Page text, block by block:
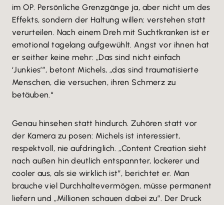
im OP. Persönliche Grenzgänge ja, aber nicht um des
Effekts, sondern der Haltung willen: verstehen statt
verurteilen. Nach einem Dreh mit Suchtkranken ist er
emotional tagelang aufgewühlt. Angst vor ihnen hat
er seither keine mehr: „Das sind nicht einfach
‘Junkies’”, betont Michels, „das sind traumatisierte
Menschen, die versuchen, ihren Schmerz zu
betäuben.“
Genau hinsehen statt hindurch. Zuhören statt vor
der Kamera zu posen: Michels ist interessiert,
respektvoll, nie aufdringlich. „Content Creation sieht
nach außen hin deutlich entspannter, lockerer und
cooler aus, als sie wirklich ist”, berichtet er. Man
brauche viel Durchhaltevermögen, müsse permanent
liefern und „Millionen schauen dabei zu”. Der Druck